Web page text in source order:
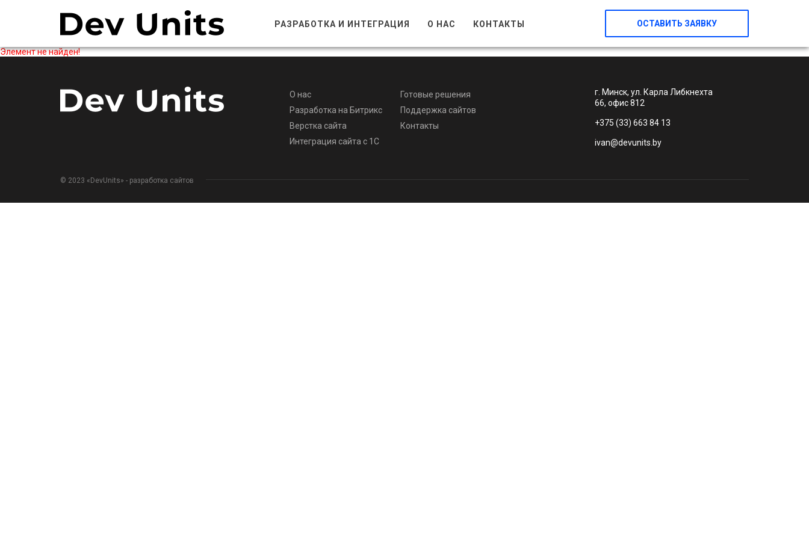
РАЗРАБОТКА И ИНТЕГРАЦИЯ О НАС КОНТАКТЫ ОСТАВИТЬ ЗАЯВКУ
Элемент не найден!
О нас
Разработка на Битрикс
Верстка сайта
Интеграция сайта с 1С
Готовые решения
Поддержка сайтов
Контакты
г. Минск, ул. Карла Либкнехта
66, офис 812
+375 (33) 663 84 13
ivan@devunits.by
© 2023 «DevUnits» - разработка сайтов